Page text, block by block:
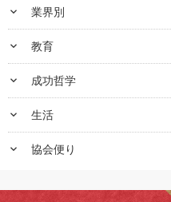
keyboard_arrow_down 業界別
keyboard_arrow_down 教育
keyboard_arrow_down 成功哲学
keyboard_arrow_down 生活
keyboard_arrow_down 協会便り